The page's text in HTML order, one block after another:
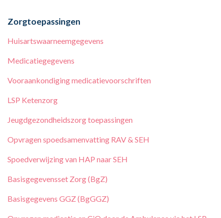
Zorgtoepassingen
Huisartswaarneemgegevens
Medicatiegegevens
Vooraankondiging medicatievoorschriften
LSP Ketenzorg
Jeugdgezondheidszorg toepassingen
Opvragen spoedsamenvatting RAV & SEH
Spoedverwijzing van HAP naar SEH
Basisgegevensset Zorg (BgZ)
Basisgegevens GGZ (BgGGZ)